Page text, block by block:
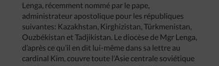
Lenga, récemment nommé par le pape,
administrateur apostolique pour les républiques
suivantes: Kazakhstan, Kirghizistan, Türkmenistan,
Ouzbékistan et Tadjikistan. Le diocèse de Mgr Lenga,
d’après ce qu’il en dit lui-même dans sa lettre au
cardinal Kim, couvre toute l’Asie centrale soviétique